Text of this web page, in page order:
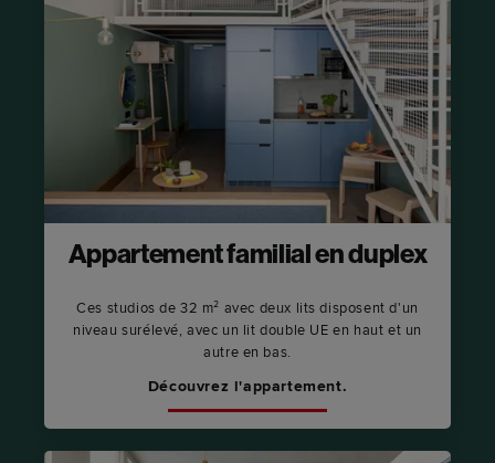
Appartement familial en duplex
Ces studios de 32 m² avec deux lits disposent d'un
niveau surélevé, avec un lit double UE en haut et un
autre en bas.
Découvrez l'appartement.